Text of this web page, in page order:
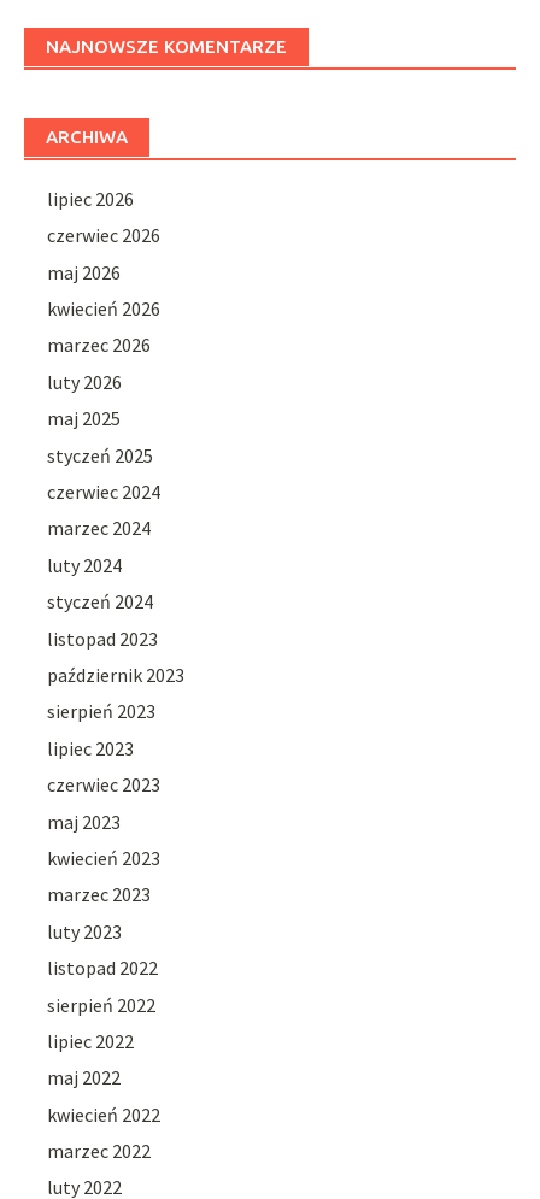
NAJNOWSZE KOMENTARZE
ARCHIWA
lipiec 2026
czerwiec 2026
maj 2026
kwiecień 2026
marzec 2026
luty 2026
maj 2025
styczeń 2025
czerwiec 2024
marzec 2024
luty 2024
styczeń 2024
listopad 2023
październik 2023
sierpień 2023
lipiec 2023
czerwiec 2023
maj 2023
kwiecień 2023
marzec 2023
luty 2023
listopad 2022
sierpień 2022
lipiec 2022
maj 2022
kwiecień 2022
marzec 2022
luty 2022